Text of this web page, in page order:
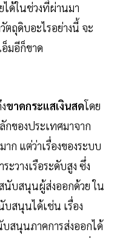
ได้ในช่วงที่ผ่านมา
ตถุดิบอะไรอย่างนี้ จะ
อ็มอีก็ขาด
ขาดกระแสเงินสดโดย
กของประเทศมาจาก
ก แต่ว่าเรื่องของระบบ
วางเรือระดับสูง ซึ่ง
นับสนุนผู้ส่งออกด้วย ใน
บสนุนได้เช่น เรื่อง
สนุนภาคการส่งออกได้